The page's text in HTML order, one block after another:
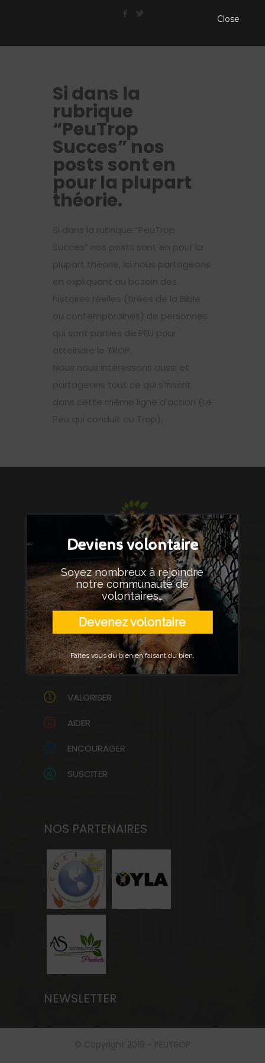
Si dans la
rubrique
“PeuTrop
Succes” nos
posts sont en
pour la plupart
théorie.
Si dans la rubrique “PeuTrop
Succes” nos posts sont en pour la
plupart théorie, ici nous partageons
en expliquant au besoin des
histoires réelles (tirées de la Bible
ou contemporaines) de personnes
qui sont parties de PEU pour
atteindre le TROP.
Nous nous intéressons aussi et
partageons tout ce qui s’inscrit
dans cette même ligne d’action (Le
Peu qui conduit au Trop),
Sois le 1er à être informé. Inscris-toi à
notre newsletter et reçois
gratuitement nos actualités
hebdomadaires, nos articles, les
informations sur nos futurs
événements,...
VALORISER
AIDER
ENCOURAGER
SUSCITER
NOS PARTENAIRES
NEWSLETTER
© Copyright 2019 - PEUTROP
Deviens volontaire
Soyez nombreux à rejoindre
notre communauté de
volontaires…
Devenez volontaire
Faîtes vous du bien en faisant du bien.
Close